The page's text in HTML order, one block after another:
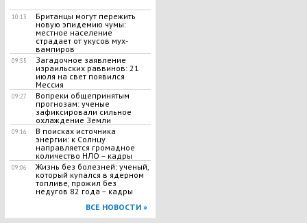
10:13
Британцы могут пережить
новую эпидемию чумы:
местное население
страдает от укусов мух-
вампиров
09:55
Загадочное заявление
израильских раввинов: 21
июля на свет появился
Мессия
09:27
Вопреки общепринятым
прогнозам: ученые
зафиксировали сильное
охлаждение Земли
09:16
В поисках источника
энергии: к Солнцу
направляется громадное
количество НЛО – кадры
09:06
Жизнь без болезней: ученый,
который купался в ядерном
топливе, прожил без
недугов 82 года – кадры
ВСЕ НОВОСТИ »